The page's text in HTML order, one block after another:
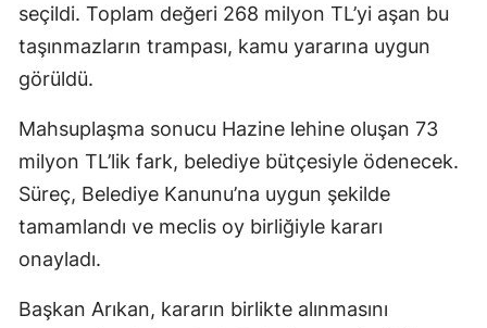
seçildi. Toplam değeri 268 milyon TL’yi aşan bu
taşınmazların trampası, kamu yararına uygun
görüldü.
Mahsuplaşma sonucu Hazine lehine oluşan 73
milyon TL’lik fark, belediye bütçesiyle ödenecek.
Süreç, Belediye Kanunu’na uygun şekilde
tamamlandı ve meclis oy birliğiyle kararı
onayladı.
Başkan Arıkan, kararın birlikte alınmasını